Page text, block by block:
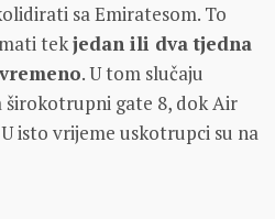
sa Emiratesom. To
tekjedan ili dva tjedna
. U tom slučaju
širokotrupni gate 8, dok Air
isto vrijeme uskotrupci su na